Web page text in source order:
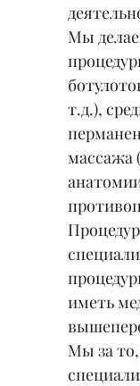
Мы
т.д.),
массажа
иметь
Мы за